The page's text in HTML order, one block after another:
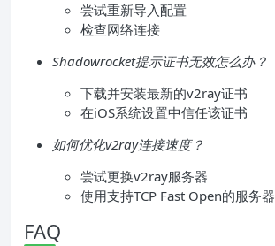
尝试重新导入配置
检查网络连接
Shadowrocket提示证书无效怎么办？
下载并安装最新的v2ray证书
在iOS系统设置中信任该证书
如何优化v2ray连接速度？
尝试更换v2ray服务器
使用支持TCP Fast Open的服务器
FAQ